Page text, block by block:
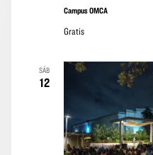
Campus OMCA
Gratis
SÁB
12